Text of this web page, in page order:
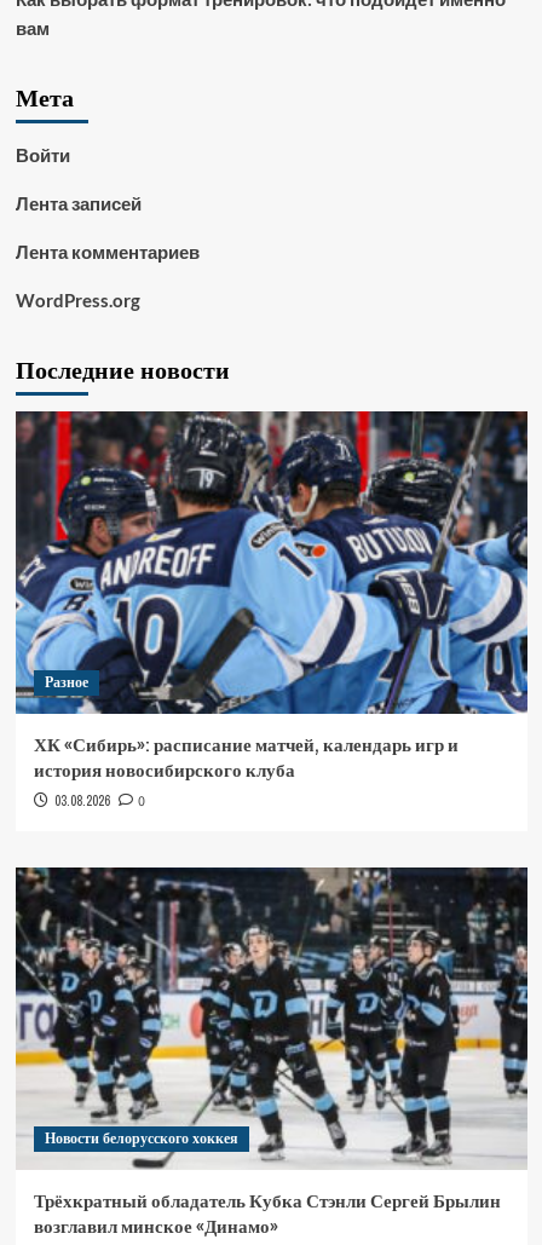
вам
Мета
Войти
Лента записей
Лента комментариев
WordPress.org
Последние новости
Разное
ХК «Сибирь»: расписание матчей, календарь игр и
история новосибирского клуба
03.08.2026 0
Новости белорусского хоккея
Трёхкратный обладатель Кубка Стэнли Сергей Брылин
возглавил минское «Динамо»